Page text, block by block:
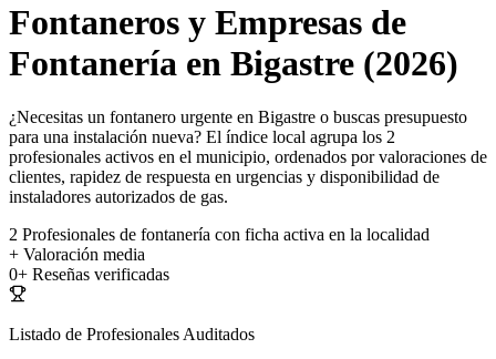
Fontaneros y Empresas de
Fontanería en Bigastre (2026)
¿Necesitas un fontanero urgente en Bigastre o buscas presupuesto
para una instalación nueva? El índice local agrupa los 2
profesionales activos en el municipio, ordenados por valoraciones de
clientes, rapidez de respuesta en urgencias y disponibilidad de
instaladores autorizados de gas.
2 Profesionales de fontanería con ficha activa en la localidad
+ Valoración media
0+ Reseñas verificadas
Listado de Profesionales Auditados